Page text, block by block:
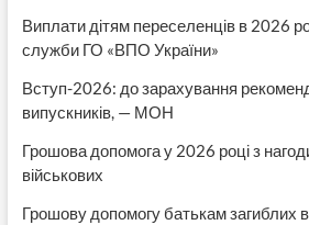
Виплати дітям переселенців в 2026
служби ГО «ВПО України»
Вступ-2026: до зарахування
випускників, — МОН
Грошова допомога у 2026 році з
військових
Грошову допомогу батькам загиблих